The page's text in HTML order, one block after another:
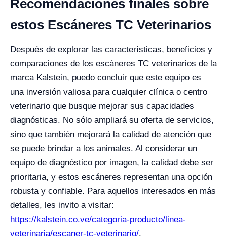
Recomendaciones finales sobre
estos Escáneres TC Veterinarios
Después de explorar las características, beneficios y
comparaciones de los escáneres TC veterinarios de la
marca Kalstein, puedo concluir que este equipo es
una inversión valiosa para cualquier clínica o centro
veterinario que busque mejorar sus capacidades
diagnósticas. No sólo ampliará su oferta de servicios,
sino que también mejorará la calidad de atención que
se puede brindar a los animales. Al considerar un
equipo de diagnóstico por imagen, la calidad debe ser
prioritaria, y estos escáneres representan una opción
robusta y confiable. Para aquellos interesados en más
detalles, les invito a visitar:
https://kalstein.co.ve/categoria-producto/linea-
veterinaria/escaner-tc-veterinario/.